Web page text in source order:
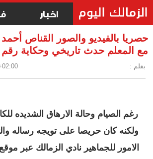
اخبار
حصريا بالفيديو والصور القناص
مع المعلم حدث تاريخي وحكاية رقم 12
بقلم :
رغم الصيام وحالة الارهاق الشديده
ولكنه كان حريصا على تويجه رساله
الامور للجماهير نادي الزمالك عبر